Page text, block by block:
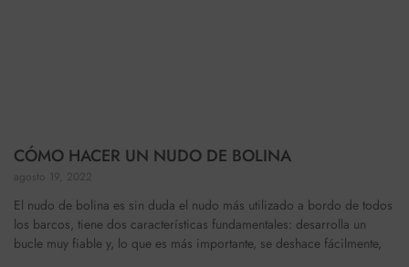
CÓMO HACER UN NUDO DE BOLINA
agosto 19, 2022
El nudo de bolina es sin duda el nudo más utilizado a bordo de todos
los barcos, tiene dos características fundamentales: desarrolla un
bucle muy fiable y, lo que es más importante, se deshace fácilmente,